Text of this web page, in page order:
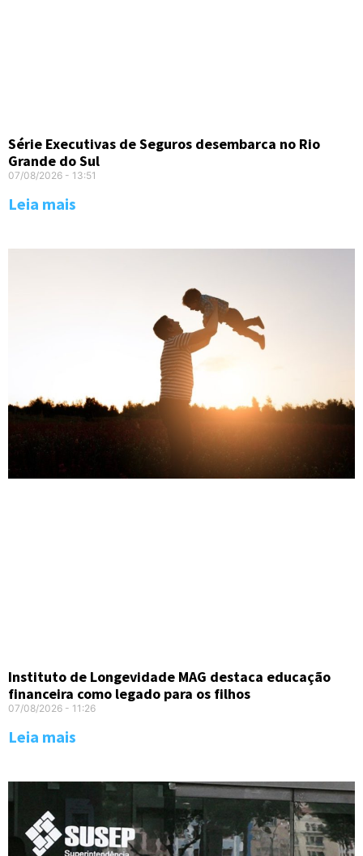
Série Executivas de Seguros desembarca no Rio
Grande do Sul
07/08/2026 13:51
Leia mais
Instituto de Longevidade MAG destaca educação
financeira como legado para os filhos
07/08/2026 11:26
Leia mais